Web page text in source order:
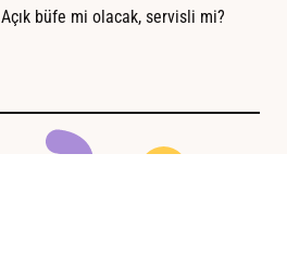
Açık büfe mi olacak, servisli mi?